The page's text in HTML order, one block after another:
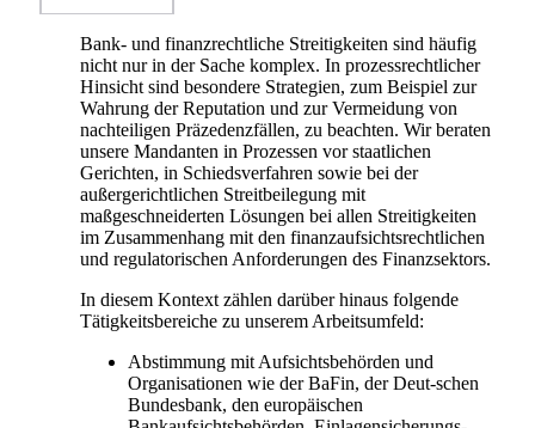
Bank- und finanzrechtliche Streitigkeiten sind häufig
nicht nur in der Sache komplex. In prozessrechtlicher
Hinsicht sind besondere Strategien, zum Beispiel zur
Wahrung der Reputation und zur Vermeidung von
nachteiligen Präzedenzfällen, zu beachten. Wir beraten
unsere Mandanten in Prozessen vor staatlichen
Gerichten, in Schiedsverfahren sowie bei der
außergerichtlichen Streitbeilegung mit
maßgeschneiderten Lösungen bei allen Streitigkeiten
im Zusammenhang mit den finanzaufsichtsrechtlichen
und regulatorischen Anforderungen des Finanzsektors.
In diesem Kontext zählen darüber hinaus folgende
Tätigkeitsbereiche zu unserem Arbeitsumfeld:
Abstimmung mit Aufsichtsbehörden und
Organisationen wie der BaFin, der Deut-schen
Bundesbank, den europäischen